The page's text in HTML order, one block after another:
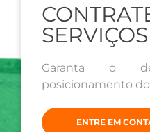
Garanta o
posicionamento
ENTRE EM